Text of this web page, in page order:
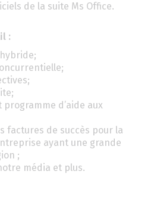
de la suite Ms Office.
:
programme d’aide aux
factures de succès pour la
ayant une grande
;
média et plus.